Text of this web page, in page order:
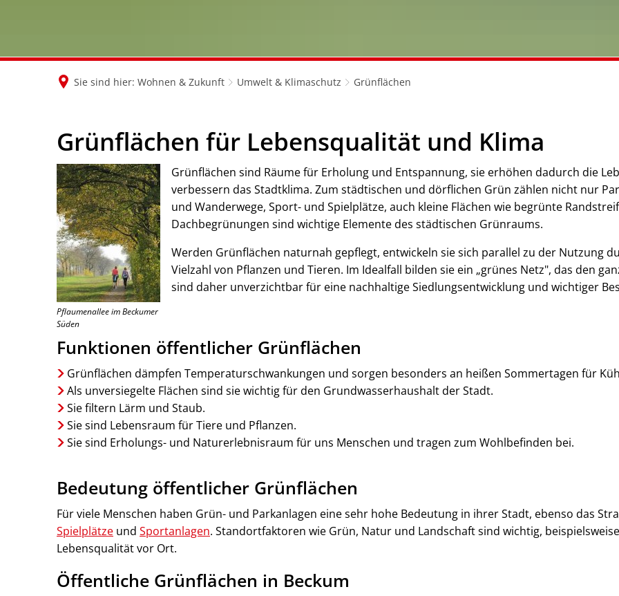
Sie sind hier: Wohnen & Zukunft Umwelt & Klimaschutz Grünflächen
Grünflächen für Lebensqualität und Klima
Pflaumenallee im Beckumer
Süden
Grünflächen sind Räume für Erholung und Entspannung, sie erhöhen dadurch die
verbessern das Stadtklima. Zum städtischen und dörflichen Grün zählen nicht nur
und Wanderwege, Sport- und Spielplätze, auch kleine Flächen wie begrünte
Dachbegrünungen sind wichtige Elemente des städtischen Grünraums.
Werden Grünflächen naturnah gepflegt, entwickeln sie sich parallel zu der Nutzung
Vielzahl von Pflanzen und Tieren. Im Idealfall bilden sie ein „grünes Netz", das den
sind daher unverzichtbar für eine nachhaltige Siedlungsentwicklung und wichtiger
Funktionen öffentlicher Grünflächen
Grünflächen dämpfen Temperaturschwankungen und sorgen besonders an heißen Sommertagen für
Als unversiegelte Flächen sind sie wichtig für den Grundwasserhaushalt der Stadt.
Sie filtern Lärm und Staub.
Sie sind Lebensraum für Tiere und Pflanzen.
Sie sind Erholungs- und Naturerlebnisraum für uns Menschen und tragen zum Wohlbefinden bei.
Bedeutung öffentlicher Grünflächen
Für viele Menschen haben Grün- und Parkanlagen eine sehr hohe Bedeutung in ihrer Stadt, ebenso das
Spielplätze und Sportanlagen. Standortfaktoren wie Grün, Natur und Landschaft sind wichtig,
Lebensqualität vor Ort.
Öffentliche Grünflächen in Beckum